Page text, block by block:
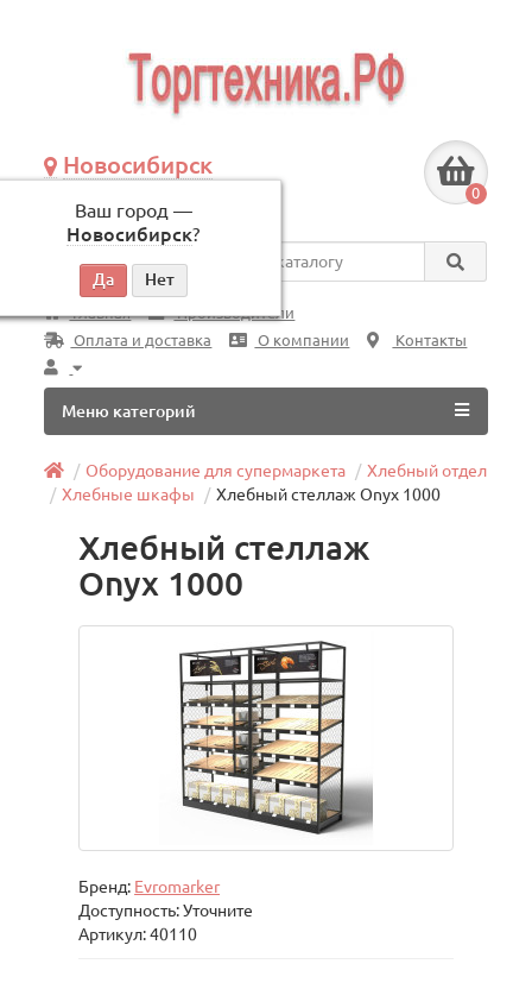
Новосибирск
Ваш город —
Новосибирск?
по будням, с 09:00 до 18:00
0
Везде
Главная
Производители
Оплата и доставка
О компании Контакты
Меню категорий
Оборудование для супермаркета
Хлебный отдел
Хлебные шкафы
Хлебный стеллаж Onyx 1000
Хлебный стеллаж
Onyx 1000
Бренд: Evromarker
Доступность: Уточните
Артикул: 40110